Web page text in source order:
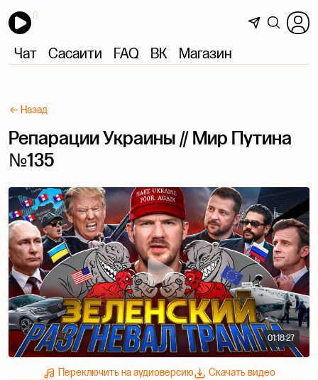
Чат Сасаити FAQ ВК Магазин
← Назад
Репарации Украины // Мир Путина
№135
01:18:27
Переключить на аудиоверсию
Скачать видео